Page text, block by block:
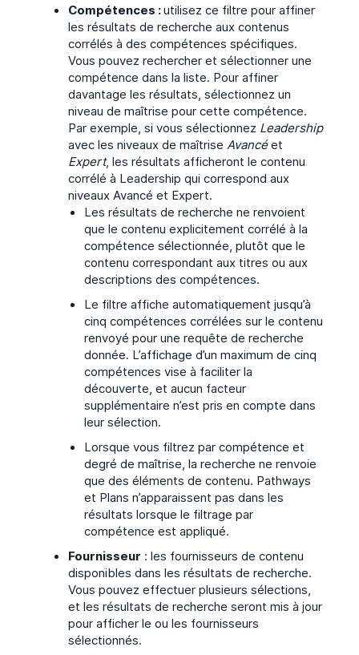
Compétences :utilisez ce filtre pour affiner
les résultats de recherche aux contenus
corrélés à des compétences spécifiques.
Vous pouvez rechercher et sélectionner une
compétence dans la liste. Pour affiner
davantage les résultats, sélectionnez un
niveau de maîtrise pour cette compétence.
Par exemple, si vous sélectionnez Leadership
avec les niveaux de maîtrise Avancéet
Expert, les résultats afficheront le contenu
corrélé à Leadership qui correspond aux
niveaux Avancé et Expert.
Les résultats de recherche ne renvoient
que le contenu explicitement corrélé à la
compétence sélectionnée, plutôt que le
contenu correspondant aux titres ou aux
descriptions des compétences.
Le filtre affiche automatiquement jusqu’à
cinq compétences corrélées sur le contenu
renvoyé pour une requête de recherche
donnée. L’affichage d’un maximum de cinq
compétences vise à faciliter la
découverte, et aucun facteur
supplémentaire n’est pris en compte dans
leur sélection.
Lorsque vous filtrez par compétence et
degré de maîtrise, la recherche ne renvoie
que des éléments de contenu. Pathways
et Plans n’apparaissent pas dans les
résultats lorsque le filtrage par
compétence est appliqué.
Fournisseur : les fournisseurs de contenu
disponibles dans les résultats de recherche.
Vous pouvez effectuer plusieurs sélections,
et les résultats de recherche seront mis à jour
pour afficher le ou les fournisseurs
sélectionnés.